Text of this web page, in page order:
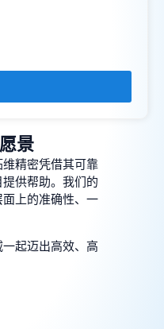
景
精密凭借其可靠
供帮助。我们的
上的准确性、一
起迈出高效、高